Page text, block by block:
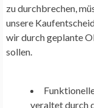
zu durchbrechen,
unsere
wir durch geplante
sollen.
veraltet durch